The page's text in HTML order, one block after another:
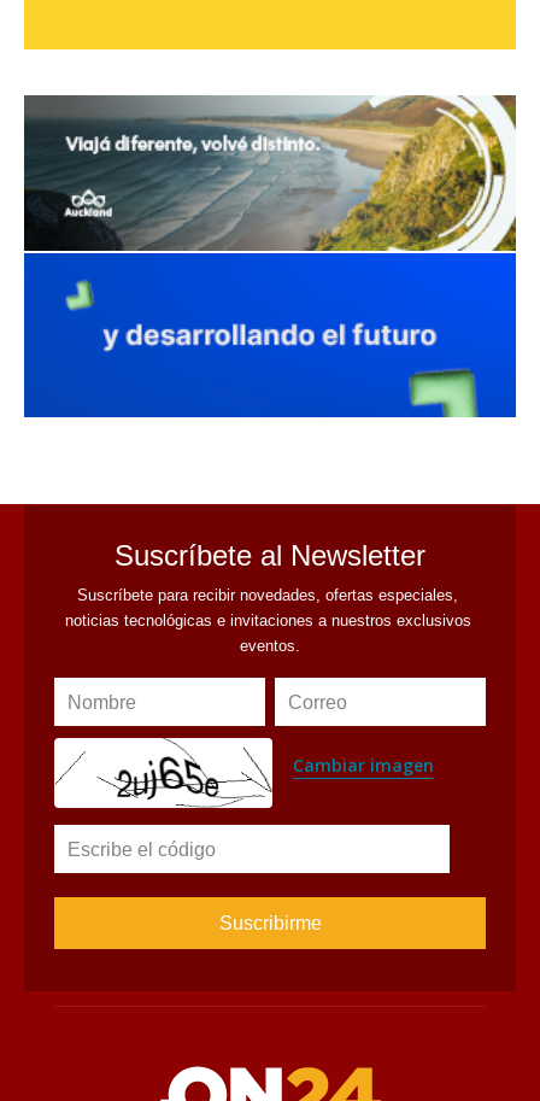
Suscríbete al Newsletter
Suscríbete para recibir novedades, ofertas especiales,
noticias tecnológicas e invitaciones a nuestros exclusivos
eventos.
Nombre Correo
Cambiar imagen
Escribe el código